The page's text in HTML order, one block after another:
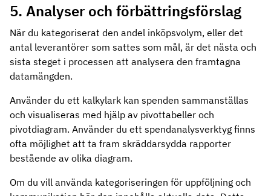
5. Analyser och förbättringsförslag
När du kategoriserat den andel inköpsvolym, eller det
antal leverantörer som sattes som mål, är det nästa och
sista steget i processen att analysera den framtagna
datamängden.
Använder du ett kalkylark kan spenden sammanställas
och visualiseras med hjälp av pivottabeller och
pivotdiagram. Använder du ett spendanalysverktyg finns
ofta möjlighet att ta fram skräddarsydda rapporter
bestående av olika diagram.
Om du vill använda kategoriseringen för uppföljning och